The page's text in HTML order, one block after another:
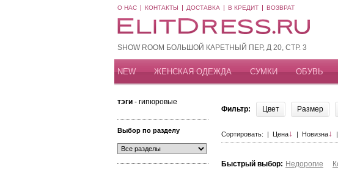
О НАС КОНТАКТЫ ДОСТАВКА В КРЕДИТ ВОЗВРАТ
SHOW ROOM БОЛЬШОЙ КАРЕТНЫЙ ПЕР, Д 20, СТР. 3
NEW ЖЕНСКАЯ ОДЕЖДА СУМКИ ОБУВЬ
тэги - гипюровые
Выбор по разделу
Фильтр: Цвет Размер
Сортировать: | Цена↓ | Новизна↓ |
Быстрый выбор: Недорогие